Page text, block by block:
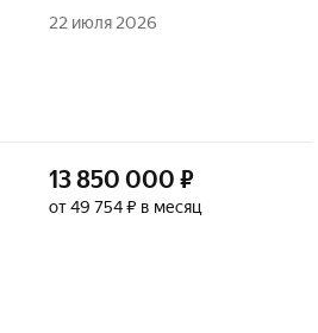
22 июля 2026
13 850 000 ₽
от 49 754 ₽ в месяц